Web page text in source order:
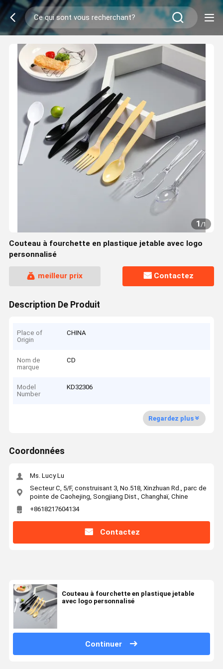
1/1
Couteau à fourchette en plastique jetable avec logo
personnalisé
meilleur prix Contactez
Description De Produit
Place of
Origin
CHINA
Nom de
marque
CD
Model
Number
KD32306
Regardez plus
Coordonnées
Ms. Lucy Lu
Secteur C, 5/F, construisant 3, No.518, Xinzhuan Rd., parc de
pointe de Caohejing, Songjiang Dist., Changhaï, Chine
+8618217604134
Contactez
Couteau à fourchette en plastique jetable
avec logo personnalisé
Continuer